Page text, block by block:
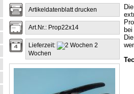
Artikeldatenblatt drucken
Art.Nr.: Prop22x14
Lieferzeit:
2
Wochen